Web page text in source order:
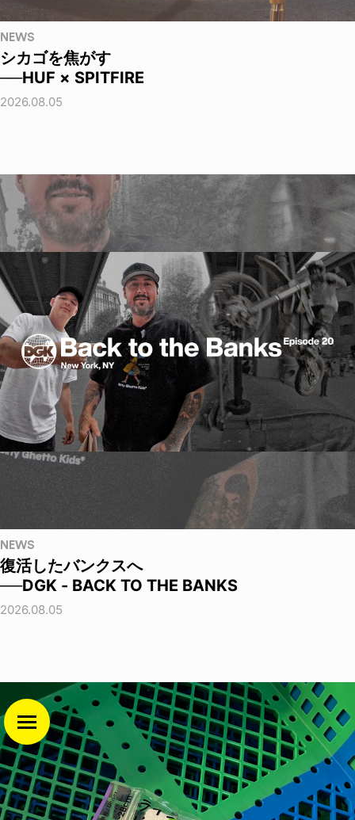
NEWS
シカゴを焦がす
──HUF × SPITFIRE
2026.08.05
NEWS
復活したバンクスへ
──DGK - BACK TO THE BANKS
2026.08.05